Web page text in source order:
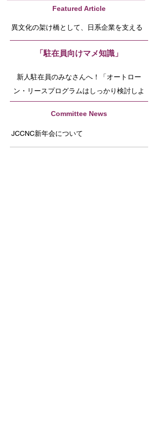
Featured Article
異文化の架け橋として、日系企業を支える
「駐在員向けマメ知識」
新人駐在員のみなさんへ！「オートロー
ン・リースプログラムはしっかり検討しよ
Committee News
JCCNC新年会について